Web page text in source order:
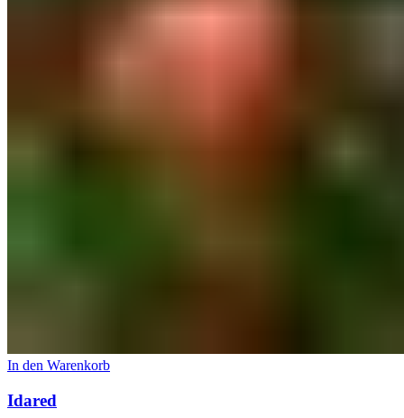
In den Warenkorb
Idared